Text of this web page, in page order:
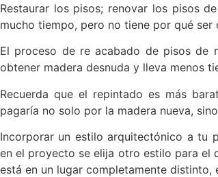
Restaurar los pisos; renovar los pisos
mucho tiempo, pero no tiene por qué
El proceso de re acabado de pisos de
obtener madera desnuda y lleva menos
Recuerda que el repintado es más
pagaría no solo por la madera nueva,
Incorporar un estilo arquitectónico a tu
en el proyecto se elija otro estilo para el
está en un lugar completamente